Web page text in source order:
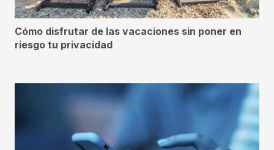
Cómo disfrutar de las vacaciones sin poner en
riesgo tu privacidad